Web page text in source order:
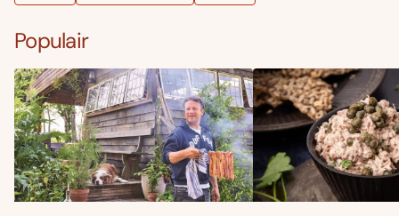
Populair